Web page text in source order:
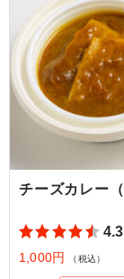
と食感を楽し
た。
ご利用シーン：
東京都千代田区
チーズカレー
1,000円 （税込）